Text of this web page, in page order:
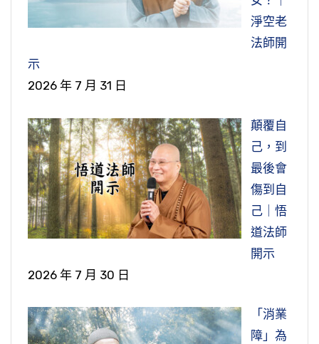
淨空老
法師開
示
2026 年 7 月 31 日
顛覆自
己，到
最後會
傷到自
己｜悟
道法師
開示
2026 年 7 月 30 日
「消業
障」為